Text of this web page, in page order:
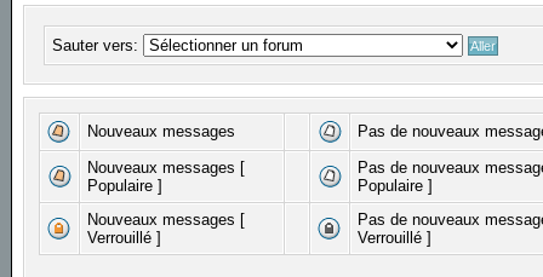
Sauter vers:
Nouveaux messages
Pas de nouveaux
Nouveaux messages [
Populaire ]
Pas de nouveaux
Populaire ]
Nouveaux messages [
Verrouillé ]
Pas de nouveaux
Verrouillé ]